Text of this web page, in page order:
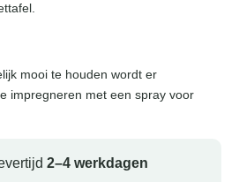
mooi te houden wordt er
impregneren met een spray voor
2–4 werkdagen